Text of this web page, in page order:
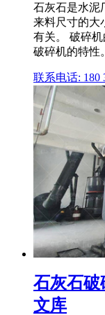
石灰石是水泥
来料尺寸的大
有关。 破碎
破碎机的特性。
联系电话: 180
石灰石破
文库